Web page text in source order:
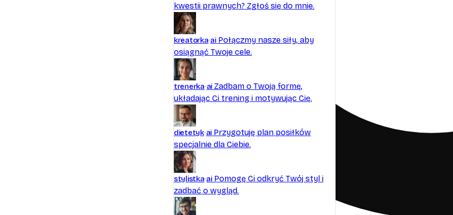
kwestii prawnych? Zgłoś się do mnie.
kreatorka ai Połączmy nasze siły, aby
osiągnąć Twoje cele.
trenerka ai Zadbam o Twoją formę,
układając Ci trening i motywując Cię.
dietetyk ai Przygotuję plan posiłków
specjalnie dla Ciebie.
stylistka ai Pomogę Ci odkryć Twój styl i
zadbać o wygląd.